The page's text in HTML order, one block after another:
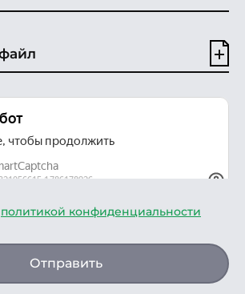
политикой конфиденциальности
Отправить